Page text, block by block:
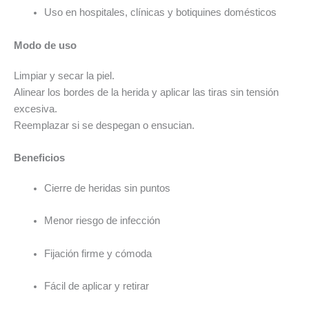
Uso en hospitales, clínicas y botiquines domésticos
Modo de uso
Limpiar y secar la piel.
Alinear los bordes de la herida y aplicar las tiras sin tensión
excesiva.
Reemplazar si se despegan o ensucian.
Beneficios
Cierre de heridas sin puntos
Menor riesgo de infección
Fijación firme y cómoda
Fácil de aplicar y retirar